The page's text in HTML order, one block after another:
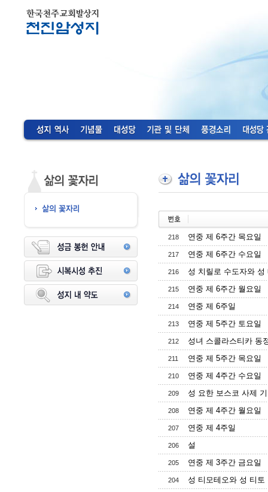
218 연중 제 6주간 목요일
217 연중 제 6주간 수요일
216 성 치릴로 수도자와
215 연중 제 6주간 월요일
214 연중 제 6주일
213 연중 제 5주간 토요일
212 성녀 스콜라스티카 동
211 연중 제 5주간 목요일
210 연중 제 4주간 수요일
209 성 요한 보스코 사제
208 연중 제 4주간 월요일
207 연중 제 4주일
206 설
205 연중 제 3주간 금요일
204 성 티모테오와 성 티토